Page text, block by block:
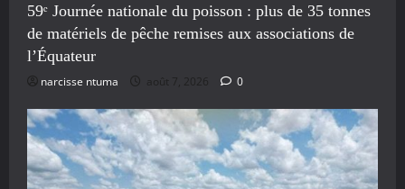
59ᵉ Journée nationale du poisson : plus de 35 tonnes
de matériels de pêche remises aux associations de
l’Équateur
narcisse ntuma août 7, 2026 0